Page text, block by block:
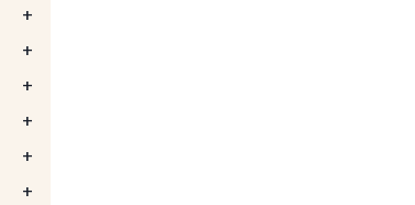
+
+
+
+
+
+